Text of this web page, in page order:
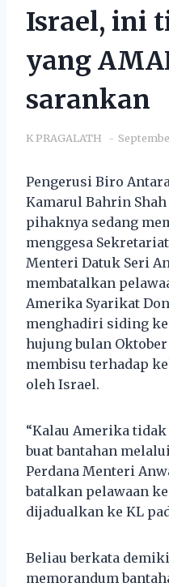
Israel, ini
yang
sarankan
K PRAGALATH
Pengerusi Biro
Kamarul Bahrin Shah
pihaknya sedang
menggesa
Menteri Datuk Seri
membatalkan
Amerika Syarikat
menghadiri siding
hujung bulan
membisu terhadap
oleh Israel.
“Kalau Amerika
buat bantahan
Perdana Menteri
batalkan pelawaan
dijadualkan ke KL
Beliau berkata
memorandum